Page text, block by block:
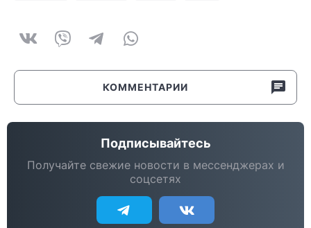
КОММЕНТАРИИ
Подписывайтесь
Получайте свежие новости в мессенджерах и
соцсетях